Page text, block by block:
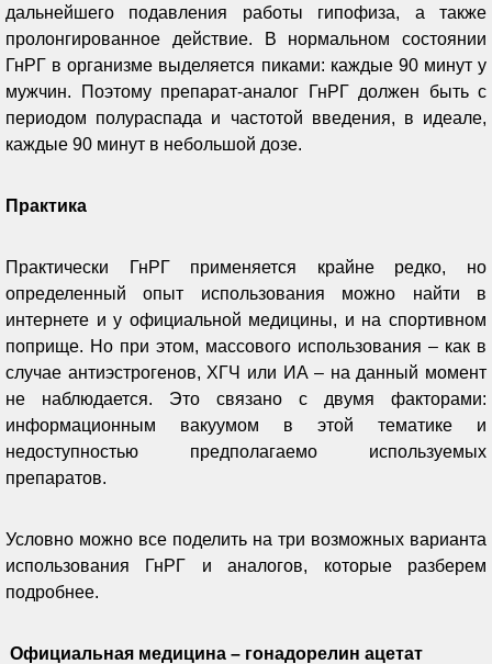
дальнейшего подавления работы гипофиза, а также
пролонгированное действие. В нормальном состоянии
ГнРГ в организме выделяется пиками: каждые 90 минут у
мужчин. Поэтому препарат-аналог ГнРГ должен быть с
периодом полураспада и частотой введения, в идеале,
каждые 90 минут в небольшой дозе.
Практика
Практически ГнРГ применяется крайне редко, но
определенный опыт использования можно найти в
интернете и у официальной медицины, и на спортивном
поприще. Но при этом, массового использования – как в
случае антиэстрогенов, ХГЧ или ИА – на данный момент
не наблюдается. Это связано с двумя факторами:
информационным вакуумом в этой тематике и
недоступностью предполагаемо используемых
препаратов.
Условно можно все поделить на три возможных варианта
использования ГнРГ и аналогов, которые разберем
подробнее.
Официальная медицина – гонадорелин ацетат